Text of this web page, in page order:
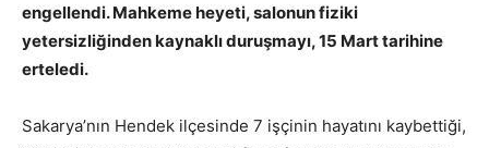
engellendi. Mahkeme heyeti, salonun fiziki
yetersizliğinden kaynaklı duruşmayı, 15 Mart tarihine
erteledi.
Sakarya’nın Hendek ilçesinde 7 işçinin hayatını kaybettiği,